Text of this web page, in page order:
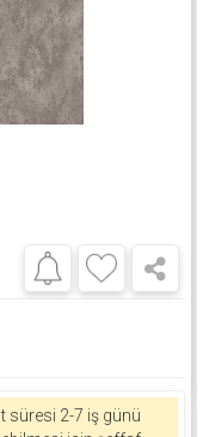
süresi 2-7 iş günü